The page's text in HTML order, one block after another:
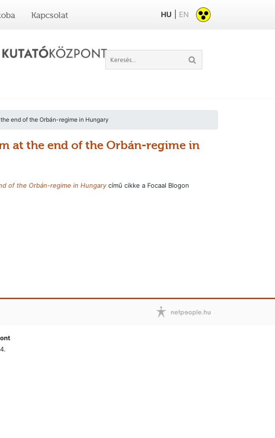
Kapcsolat HU EN
end of the Orbán-regime in Hungary
at the end of the Orbán-regime in
of the Orbán-regime in Hungarycímű cikke a Focaal Blogon